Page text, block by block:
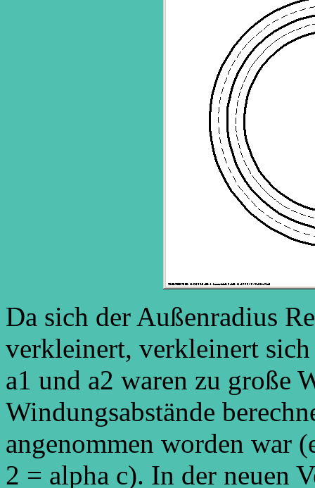
Da sich der Außenradius
verkleinert, verkleinert
a1 und a2 waren zu große
Windungsabstände
angenommen worden war
2 = alpha c). In der neuen